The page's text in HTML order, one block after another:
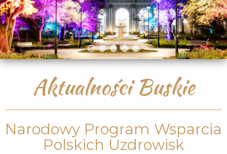
Aktualności Buskie
Narodowy Program Wsparcia
Polskich Uzdrowisk